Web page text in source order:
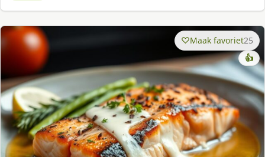
Maak favoriet25
👍